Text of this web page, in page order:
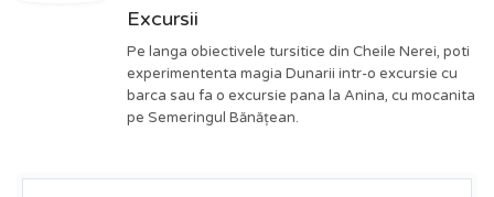
Excursii
Pe langa obiectivele tursitice din Cheile Nerei, poti
experimententa magia Dunarii intr-o excursie cu
barca sau fa o excursie pana la Anina, cu mocanita
pe Semeringul Bănățean.